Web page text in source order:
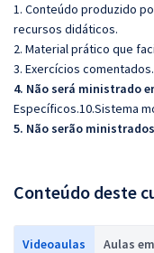
1. Conteúdo produzido
recursos didáticos.
2. Material prático que
3. Exercícios comentados.
4. Não será ministrado
Específicos.10.Sistema
5. Não serão
Conteúdo deste
Videoaulas Aulas